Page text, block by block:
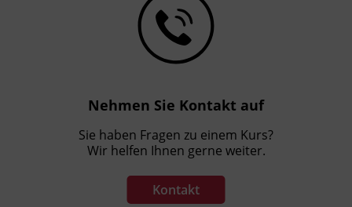
Nehmen Sie Kontakt auf
Sie haben Fragen zu einem Kurs?
Wir helfen Ihnen gerne weiter.
Kontakt